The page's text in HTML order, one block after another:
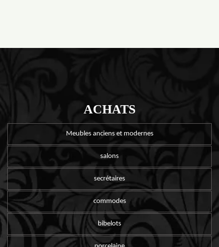
ACHATS
Meubles anciens et modernes
salons
secrétaires
commodes
bibelots